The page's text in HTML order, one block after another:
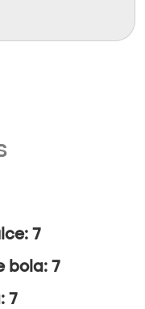
7
bola: 7
7